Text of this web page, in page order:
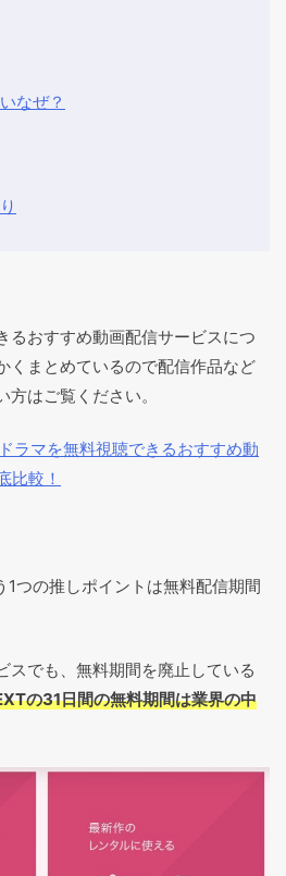
なぜ？
るおすすめ動画配信サービスにつ
くまとめているので配信作品など
はご覧ください。
ラマを無料視聴できるおすすめ動
比較！
つの推しポイントは無料配信期間
スでも、無料期間を廃止している
の31日間の無料期間は業界の中